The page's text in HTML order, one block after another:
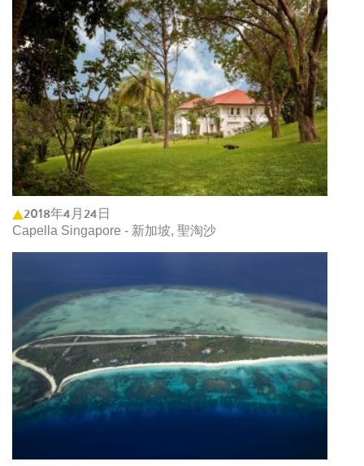
2018年4月24日
Capella Singapore - 新加坡, 聖淘沙